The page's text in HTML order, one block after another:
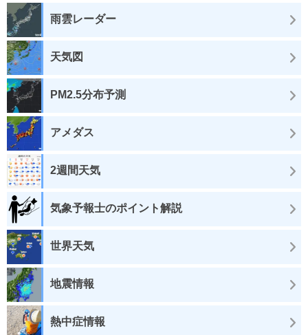
雨雲レーダー
天気図
PM2.5分布予測
アメダス
2週間天気
気象予報士のポイント解説
世界天気
地震情報
熱中症情報